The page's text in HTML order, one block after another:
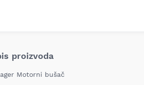
proizvoda
Motorni bušač